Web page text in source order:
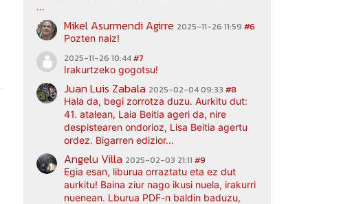
...
Mikel Asurmendi Agirre 2025-11-26 11:59 #6
Pozten naiz!
2025-11-26 10:44#7
Irakurtzeko gogotsu!
Juan Luis Zabala 2025-02-04 09:33 #8
Hala da, begi zorrotza duzu. Aurkitu dut:
41. atalean, Laia Beitia ageri da, nire
despistearen ondorioz, Lisa Beitia agertu
ordez. Bigarren edizior...
Angelu Villa 2025-02-03 21:11 #9
Egia esan, liburua orraztatu eta ez dut
aurkitu! Baina ziur nago ikusi nuela, irakurri
nuenean. Lburua PDF-n baldin baduzu,